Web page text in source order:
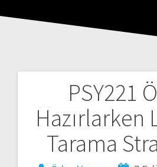
PSY221
Hazırlarken
Tarama
gezinmesi